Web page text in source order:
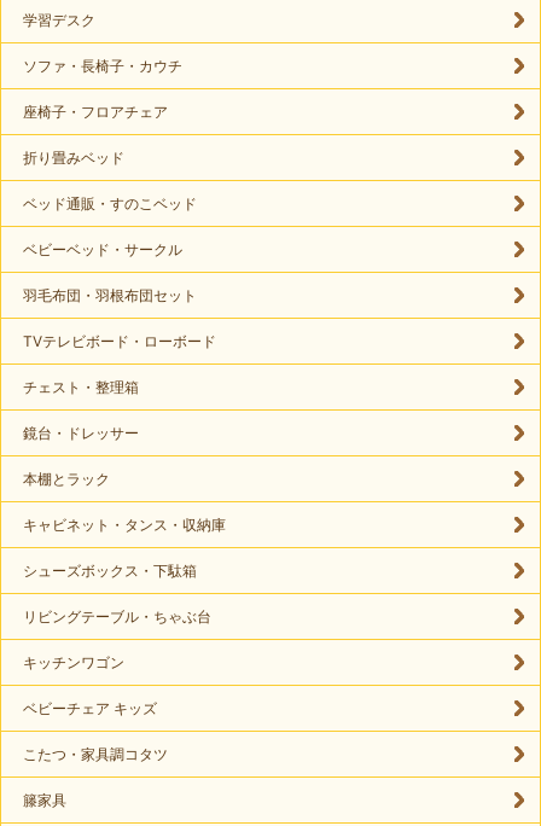
学習デスク
ソファ・長椅子・カウチ
座椅子・フロアチェア
折り畳みベッド
ベッド通販・すのこベッド
ベビーベッド・サークル
羽毛布団・羽根布団セット
TVテレビボード・ローボード
チェスト・整理箱
鏡台・ドレッサー
本棚とラック
キャビネット・タンス・収納庫
シューズボックス・下駄箱
リビングテーブル・ちゃぶ台
キッチンワゴン
ベビーチェア キッズ
こたつ・家具調コタツ
籐家具